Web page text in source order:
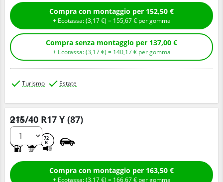
Compra con montaggio per 152,50 €
+ Ecotassa: (3,17€ ) = 155,67€ per gomma
Compra senza montaggio per 137,00 €
+ Ecotassa: (3,17€ ) = 140,17€ per gomma
Turismo Estate
215/40 R17 Y (87)
72
B
Q.tà
Compra con montaggio per 163,50 €
+ Ecotassa: (3,17€ ) = 166,67€ per gomma